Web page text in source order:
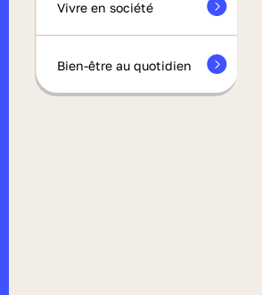
Vivre en société
Bien-être au quotidien